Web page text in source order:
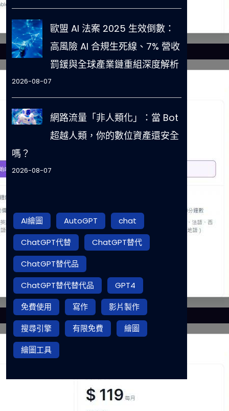
歐盟 AI 法案 2025 生效倒數：
高風險 AI 合規生死線、7% 營收
罰鍰與全球產業鏈重組深度解析
2026-08-07
網路流量「非人類化」：當 Bot
超越人類，你的數位資產還安全
嗎？
2026-08-07
AI繪圖 AutoGPT
chat
ChatGPT代替
ChatGPT替代
ChatGPT替代品
ChatGPT替代替代品
GPT4
免費使用
寫作
影片製作
搜尋引擎
有限免費
繪圖
繪圖工具